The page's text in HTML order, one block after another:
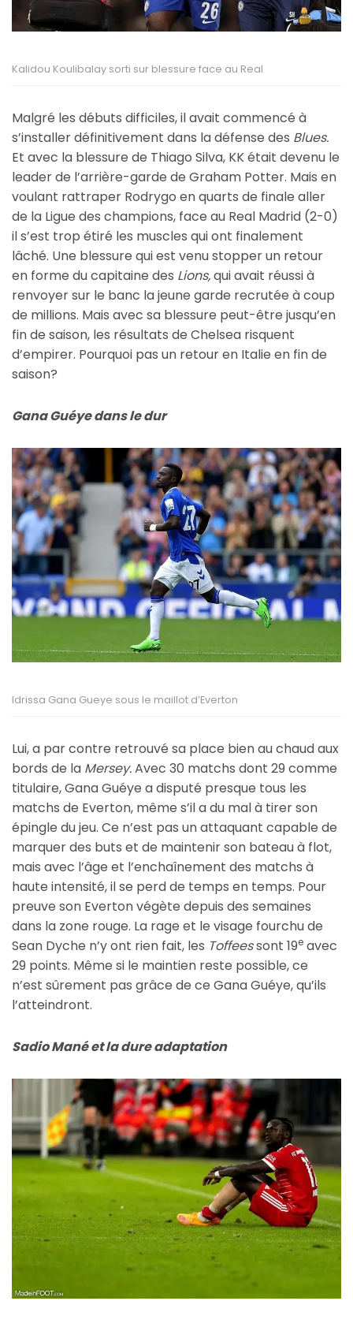
Kalidou Koulibalay sorti sur blessure face au Real
Malgré les débuts difficiles, il avait commencé à
s’installer définitivement dans la défense des Blues.
Et avec la blessure de Thiago Silva, KK était devenu le
leader de l’arrière-garde de Graham Potter. Mais en
voulant rattraper Rodrygo en quarts de finale aller
de la Ligue des champions, face au Real Madrid (2-0)
il s’est trop étiré les muscles qui ont finalement
lâché. Une blessure qui est venu stopper un retour
en forme du capitaine des Lions,qui avait réussi à
renvoyer sur le banc la jeune garde recrutée à coup
de millions. Mais avec sa blessure peut-être jusqu’en
fin de saison, les résultats de Chelsea risquent
d’empirer. Pourquoi pas un retour en Italie en fin de
saison?
Gana Guéye dans le dur
Idrissa Gana Gueye sous le maillot d’Everton
Lui, a par contre retrouvé sa place bien au chaud aux
bords de la Mersey.Avec 30 matchs dont 29 comme
titulaire, Gana Guéye a disputé presque tous les
matchs de Everton, même s’il a du mal à tirer son
épingle du jeu. Ce n’est pas un attaquant capable de
marquer des buts et de maintenir son bateau à flot,
mais avec l’âge et l’enchaînement des matchs à
haute intensité, il se perd de temps en temps. Pour
preuve son Everton végète depuis des semaines
dans la zone rouge. La rage et le visage fourchu de
Sean Dyche n’y ont rien fait, les Toffeessont 19e avec
29 points. Même si le maintien reste possible, ce
n’est sûrement pas grâce de ce Gana Guéye, qu’ils
l’atteindront.
Sadio Mané et la dure adaptation